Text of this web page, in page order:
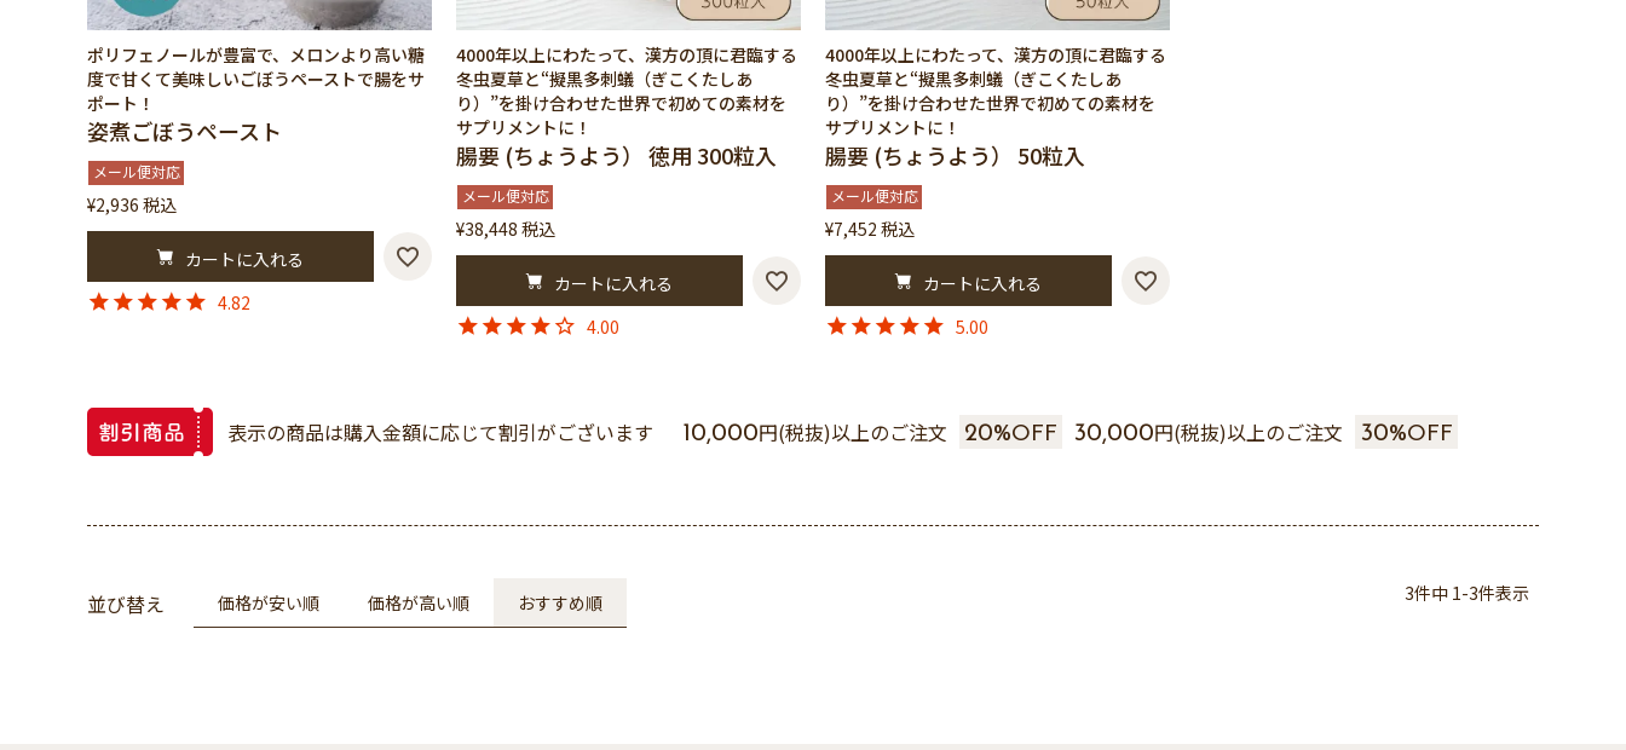
ポリフェノールが豊富で、メロンより高い糖
度で甘くて美味しいごぼうペーストで腸をサ
ポート！
姿煮ごぼうペースト
メール便対応
¥2,936 税込
カートに入れる
4.82
4000年以上にわたって、漢方の頂に君臨する
冬虫夏草と“擬黒多刺蟻（ぎこくたしあ
り）”を掛け合わせた世界で初めての素材を
サプリメントに！
腸要 (ちょうよう） 徳用 300粒入
メール便対応
¥38,448 税込
カートに入れる
4.00
4000年以上にわたって、漢方の頂に君臨する
冬虫夏草と“擬黒多刺蟻（ぎこくたしあ
り）”を掛け合わせた世界で初めての素材を
サプリメントに！
腸要 (ちょうよう） 50粒入
メール便対応
¥7,452 税込
カートに入れる
5.00
表示の商品は購入金額に応じて割引がございます 10,000円(税抜)以上のご注文 20%OFF 30,000円(税抜)以上のご注文 30%OFF
並び替え 価格が安い順 価格が高い順 おすすめ順 3件中 1-3件表示